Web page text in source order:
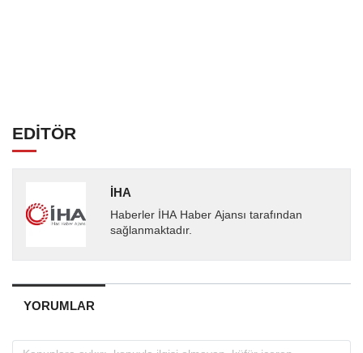
EDİTÖR
İHA
Haberler İHA Haber Ajansı tarafından
sağlanmaktadır.
YORUMLAR